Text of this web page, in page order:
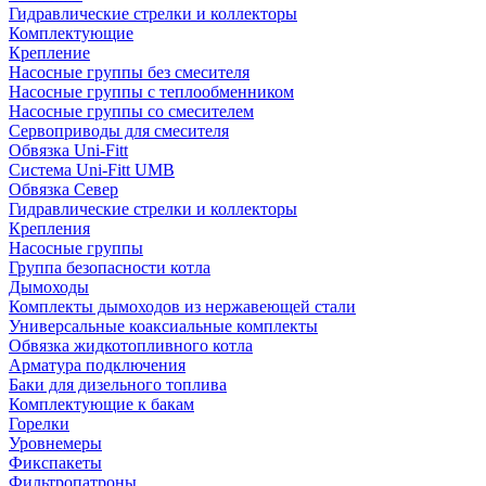
Гидравлические стрелки и коллекторы
Комплектующие
Крепление
Насосные группы без смесителя
Насосные группы с теплообменником
Насосные группы со смесителем
Сервоприводы для смесителя
Обвязка Uni-Fitt
Система Uni-Fitt UMB
Обвязка Север
Гидравлические стрелки и коллекторы
Крепления
Насосные группы
Группа безопасности котла
Дымоходы
Комплекты дымоходов из нержавеющей стали
Универсальные коаксиальные комплекты
Обвязка жидкотопливного котла
Арматура подключения
Баки для дизельного топлива
Комплектующие к бакам
Горелки
Уровнемеры
Фикспакеты
Фильтропатроны